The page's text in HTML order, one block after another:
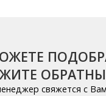
свяжется с